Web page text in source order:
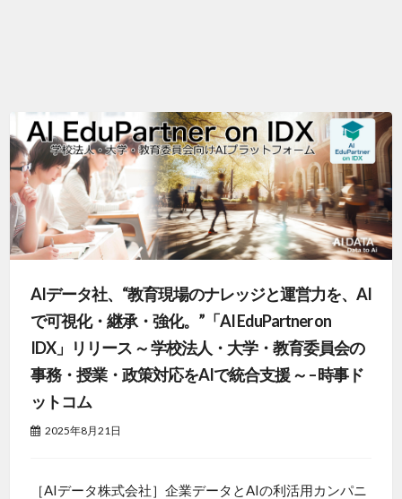
AIデータ社、“教育現場のナレッジと運営力を、AI
で可視化・継承・強化。”「AI EduPartner on
IDX」リリース ～ 学校法人・大学・教育委員会の
事務・授業・政策対応をAIで統合支援 ～ – 時事ド
ットコム
2025年8月21日
［AIデータ株式会社］企業データとAIの利活用カンパニ